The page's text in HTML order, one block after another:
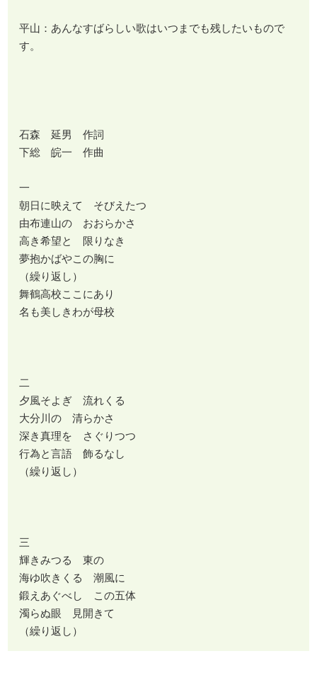
平山：あんなすばらしい歌はいつまでも残したいもので
す。
石森 延男 作詞
下総 皖一 作曲
一
朝日に映えて そびえたつ
由布連山の おおらかさ
高き希望と 限りなき
夢抱かばやこの胸に
（繰り返し）
舞鶴高校ここにあり
名も美しきわが母校
二
夕風そよぎ 流れくる
大分川の 清らかさ
深き真理を さぐりつつ
行為と言語 飾るなし
（繰り返し）
三
輝きみつる 東の
海ゆ吹きくる 潮風に
鍛えあぐべし この五体
濁らぬ眼 見開きて
（繰り返し）